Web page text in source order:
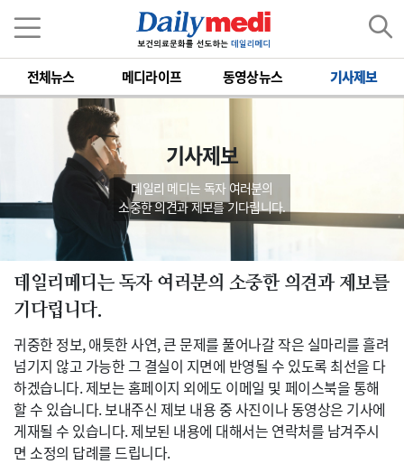
전체뉴스 메디라이프 동영상뉴스 기사제보
기사제보
데일리 메디는 독자 여러분의
소중한 의견과 제보를 기다립니다.
데일리메디는 독자 여러분의 소중한 의견과 제보를
기다립니다.
귀중한 정보, 애틋한 사연, 큰 문제를 풀어나갈 작은 실마리를 흘려
넘기지 않고 가능한 그 결실이 지면에 반영될 수 있도록 최선을 다
하겠습니다. 제보는 홈페이지 외에도 이메일 및 페이스북을 통해
할 수 있습니다. 보내주신 제보 내용 중 사진이나 동영상은 기사에
게재될 수 있습니다. 제보된 내용에 대해서는 연락처를 남겨주시
면 소정의 답례를 드립니다.